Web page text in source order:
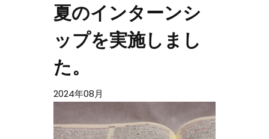
夏のインターンシ
ップを実施しまし
た。
2024年08月